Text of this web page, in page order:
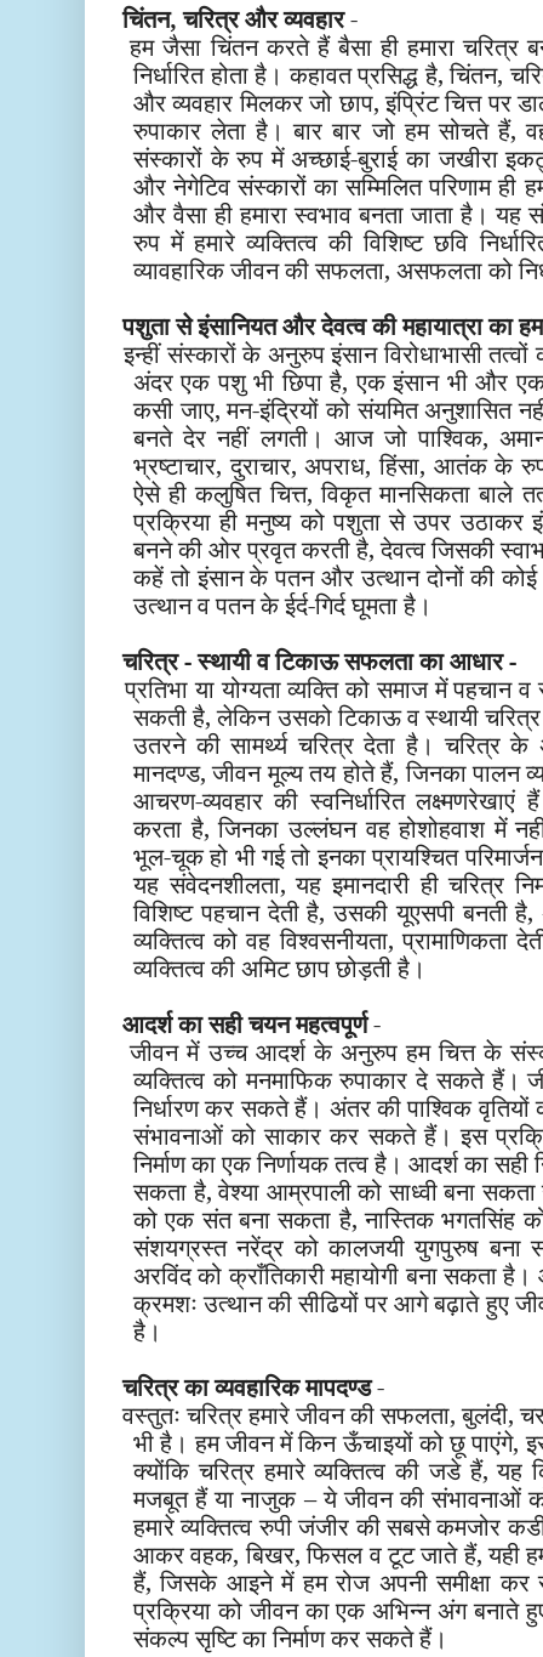
चिंतन, चरित्र और व्यवहार-
हम जैसा चिंतन करते हैं बैसा ही हमारा चरित्र
निर्धारित होता है। कहावत प्रसिद्ध है, चिंतन,
और व्यवहार मिलकर जो छाप, इंप्रिंट चित्त पर
रुपाकार लेता है। बार बार जो हम सोचते हैं,
संस्कारों के रुप मेंअच्छाई-बुराईका जखीरा
और नेगेटिव संस्कारों का सम्मिलित परिणाम ही
और वैसा ही हमारा स्वभाव बनता जाता है। यह
रुप में हमारे व्यक्तित्व की विशिष्ट छवि
व्यावहारिकजीवनकी सफलता, असफलता को
पशुता से इंसानियत और देवत्व की महायात्राका
इन्हीं संस्कारों के अनुरुप इंसान विरोधाभासी
अंदर एक पशु भी छिपा है, एक इंसान भी और
कसी जाए, मन-इंद्रियों को संयमित अनुशासित
बनते देर नहीं लगती। आज जो पाश्विक,
भ्रष्टाचार, दुराचार, अपराध, हिंसा, आतंक के
ऐसे ही कलुषित चित्त, विकृत मानसिकताबाले
प्रक्रिया ही मनुष्य कोपशुता से उपर उठाकर
बनने की ओरप्रवृत करतीहै,देवत्व जिसकी
कहें तो इंसानके पतन और उत्थान दोनों की
उत्थानवपतन के ईर्द-गिर्द घूमता है।
चरित्र - स्थायी व टिकाऊ सफलता का आधार -
प्रतिभा या योग्यताव्यक्ति को समाज में पहचान
सकती है, लेकिन उसको टिकाऊ व स्थायी चरित्र
उतरने की सामर्थ्य चरित्र देता है।
मानदण्ड, जीवन मूल्य तय होते हैं, जिनका पालन
आचरण-व्यवहार की स्वनिर्धारित
करता है, जिनका उल्लंघन वह होशोहवाश में
भूल-चूक हो भी गई तो इनका प्रायश्चित
यह संवेदनशीलता, यह इमानदारी ही चरित्र
विशिष्ट पहचान देती है, उसकी यूएसपी बनती
व्यक्तित्व को वह विश्वसनीयता,
व्यक्तित्व की अमिट छाप छोड़ती है।
आदर्श का सही चयन महत्वपूर्ण-
जीवन में उच्च आदर्श के अनुरुप हम चित्त के
व्यक्तित्व को मनमाफिक रुपाकार दे सकते हैं।
निर्धारण कर सकते हैं। अंतर की पाश्विक
संभावनाओं को साकार कर सकते हैं।इस
निर्माण का एक निर्णायक तत्व है। आदर्श का सही
सकता है, वेश्या आम्रपाली को साध्वी बना
को एक संत बना सकता है, नास्तिक भगतसिंह
संशयग्रस्त नरेंद्र को कालजयी युगपुरुष बना
अरविंद को क्राँतिकारी महायोगी बना सकता
क्रमशः उत्थान की सीढियों पर आगे बढ़ाते हुए
है।
चरित्र का व्यवहारिक मापदण्ड-
वस्तुतः चरित्र हमारे जीवन की सफलता, बुलंदी,
भी है। हम जीवन में किन ऊँचाइयों को छू पाएंगे,
क्योंकि चरित्र हमारे व्यक्तित्व की जडेहैं,यह
मजबूत हैं या नाजुक – ये जीवन की संभावनाओं
हमारे व्यक्तित्व रुपी जंजीर की सबसे कमजोर
आकर वहक, बिखर, फिसल व टूट जाते हैं, यही
हैं, जिसके आइने में हम रोज अपनी समीक्षा कर
प्रक्रियाको जीवन का एक अभिन्न अंग बनाते
संकल्प सृष्टि कानिर्माणकर सकते हैं।